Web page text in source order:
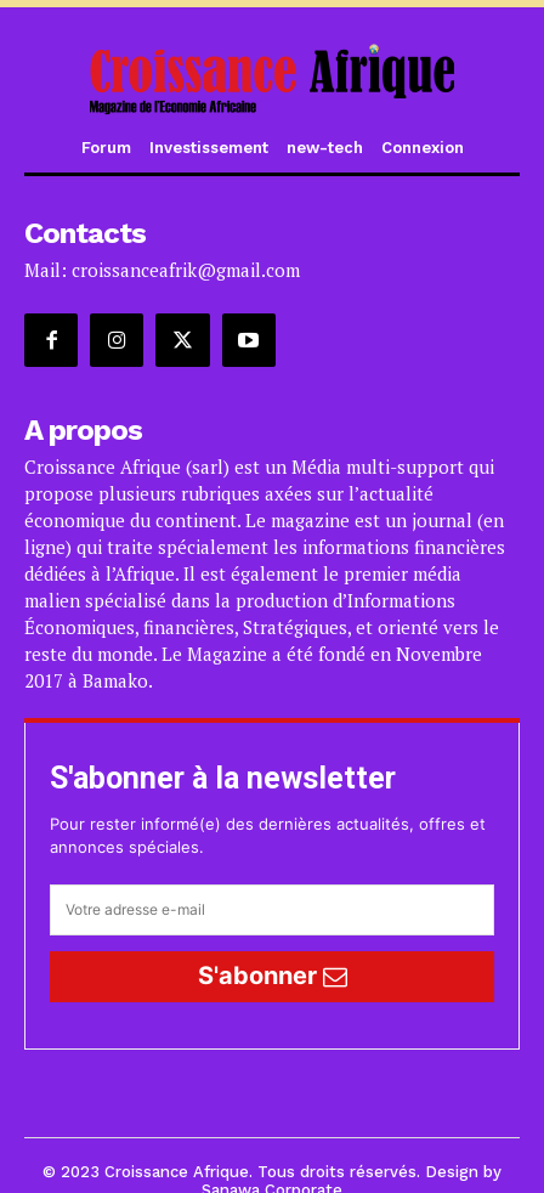
Forum Investissement new-tech Connexion
Contacts
Mail: croissanceafrik@gmail.com
A propos
Croissance Afrique (sarl) est un Média multi-support qui
propose plusieurs rubriques axées sur l’actualité
économique du continent. Le magazine est un journal (en
ligne) qui traite spécialement les informations financières
dédiées à l’Afrique. Il est également le premier média
malien spécialisé dans la production d’Informations
Économiques, financières, Stratégiques, et orienté vers le
reste du monde. Le Magazine a été fondé en Novembre
2017 à Bamako.
S'abonner à la newsletter
Pour rester informé(e) des dernières actualités, offres et
annonces spéciales.
S'abonner
© 2023 Croissance Afrique. Tous droits réservés. Design by